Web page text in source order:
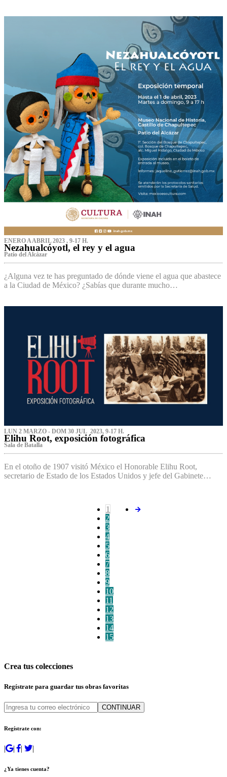
ENERO A ABRIL 2023 , 9-17 H.
Nezahualcóyotl, el rey y el agua
Patio del Alcázar
¿Alguna vez te has preguntado de dónde viene el agua que abastece
a la Ciudad de México? ¿Sabías que durante mucho…
LUN 2 MARZO - DOM 30 JUL 2023, 9-17 H.
Elihu Root, exposición fotográfica
Sala de Batalla
En el otoño de 1907 visitó México el Honorable Elihu Root,
secretario de Estado de los Estados Unidos y jefe del Gabinete…
1
2
3
4
5
6
7
8
9
10
11
12
13
14
15
Crea tus colecciones
Regístrate para guardar tus obras favoritas
CONTINUAR
Regístrate con:
| | | |
¿Ya tienes cuenta?